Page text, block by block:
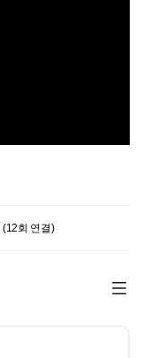
(12회 연결)